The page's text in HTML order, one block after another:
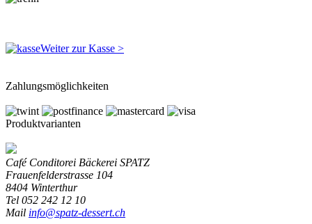
Weiter zur Kasse >
Zahlungsmöglichkeiten
Produktvarianten
Café Conditorei Bäckerei SPATZ
Frauenfelderstrasse 104
8404 Winterthur
Tel 052 242 12 10
Mail info@spatz-dessert.ch